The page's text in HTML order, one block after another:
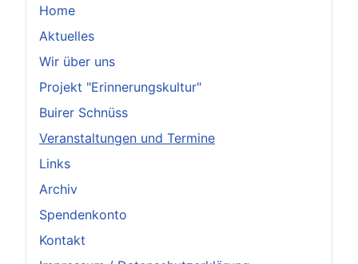
Home
Aktuelles
Wir über uns
Projekt "Erinnerungskultur"
Buirer Schnüss
Veranstaltungen und Termine
Links
Archiv
Spendenkonto
Kontakt